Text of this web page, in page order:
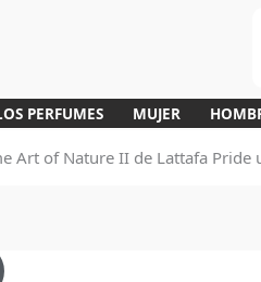
PERFUMES MUJER
Art of Nature II de Lattafa Pride